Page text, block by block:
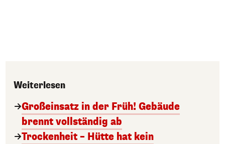
Weiterlesen
Großeinsatz in der Früh! Gebäude
brennt vollständig ab
Trockenheit – Hütte hat kein